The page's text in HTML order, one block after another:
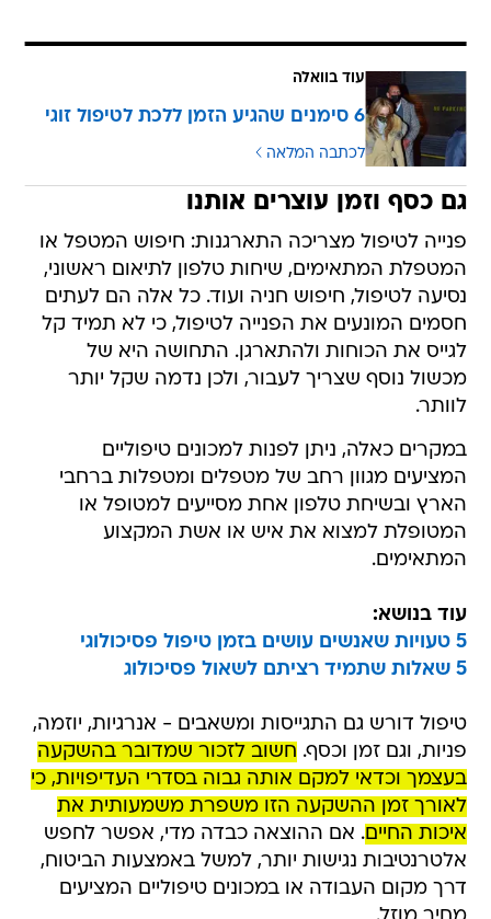
עוד בוואלה
6 סימנים שהגיע הזמן ללכת לטיפול זוגי
לכתבה המלאה
גם כסף וזמן עוצרים אותנו
פנייה לטיפול מצריכה התארגנות: חיפוש המטפל או
המטפלת המתאימים, שיחות טלפון לתיאום ראשוני,
נסיעה לטיפול, חיפוש חניה ועוד. כל אלה הם לעתים
חסמים המונעים את הפנייה לטיפול, כי לא תמיד קל
לגייס את הכוחות ולהתארגן. התחושה היא של
מכשול נוסף שצריך לעבור, ולכן נדמה שקל יותר
לוותר.
במקרים כאלה, ניתן לפנות למכונים טיפוליים
המציעים מגוון רחב של מטפלים ומטפלות ברחבי
הארץ ובשיחת טלפון אחת מסייעים למטופל או
המטופלת למצוא את איש או אשת המקצוע
המתאימים.
עוד בנושא:
5 טעויות שאנשים עושים בזמן טיפול פסיכולוגי
5 שאלות שתמיד רציתם לשאול פסיכולוג
טיפול דורש גם התגייסות ומשאבים - אנרגיות, יוזמה,
פניות, וגם זמן וכסף. חשוב לזכור שמדובר בהשקעה
בעצמך וכדאי למקם אותה גבוה בסדרי העדיפויות, כי
לאורך זמן ההשקעה הזו משפרת משמעותית את
איכות החיים. אם ההוצאה כבדה מדי, אפשר לחפש
אלטרנטיבות נגישות יותר, למשל באמצעות הביטוח,
דרך מקום העבודה או במכונים טיפוליים המציעים